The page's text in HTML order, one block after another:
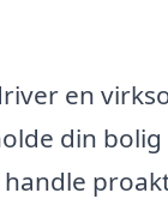
en
din